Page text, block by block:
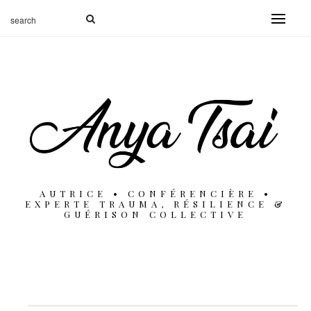
AUTRICE • CONFÉRENCIÈRE •
EXPERTE TRAUMA, RÉSILIENCE &
GUÉRISON COLLECTIVE